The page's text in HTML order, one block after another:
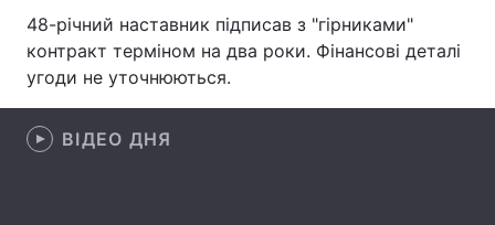
Економіка Світ
Спорт
Техно і зв'язок
48-річний наставник підписав з "гірниками"
контракт терміном на два роки. Фінансові деталі
угоди не уточнюються.
ВІДЕО ДНЯ